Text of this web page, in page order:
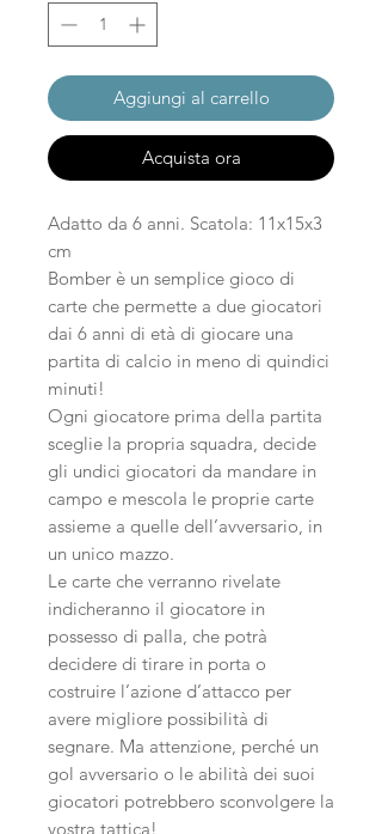
Aggiungi al carrello
Acquista ora
Adatto da 6 anni. Scatola: 11x15x3
cm
Bomber è un semplice gioco di
carte che permette a due giocatori
dai 6 anni di età di giocare una
partita di calcio in meno di quindici
minuti!
Ogni giocatore prima della partita
sceglie la propria squadra, decide
gli undici giocatori da mandare in
campo e mescola le proprie carte
assieme a quelle dell’avversario, in
un unico mazzo.
Le carte che verranno rivelate
indicheranno il giocatore in
possesso di palla, che potrà
decidere di tirare in porta o
costruire l’azione d’attacco per
avere migliore possibilità di
segnare. Ma attenzione, perché un
gol avversario o le abilità dei suoi
giocatori potrebbero sconvolgere la
vostra tattica!